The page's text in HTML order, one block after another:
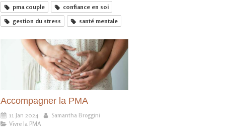
pma couple
confiance en soi
gestion du stress
santé mentale
Accompagner la PMA
11 Jan 2024
Samantha Broggini
Vivre la PMA